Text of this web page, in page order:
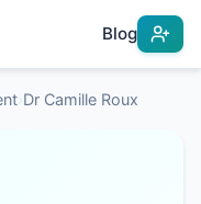
Blog
Dr Camille Roux